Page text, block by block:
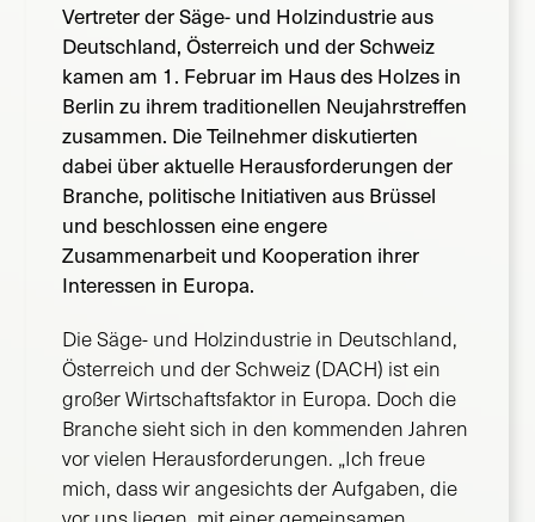
Vertreter der Säge- und Holzindustrie aus
Deutschland, Österreich und der Schweiz
kamen am 1. Februar im Haus des Holzes in
Berlin zu ihrem traditionellen Neujahrstreffen
zusammen. Die Teilnehmer diskutierten
dabei über aktuelle Herausforderungen der
Branche, politische Initiativen aus Brüssel
und beschlossen eine engere
Zusammenarbeit und Kooperation ihrer
Interessen in Europa.
Die Säge- und Holzindustrie in Deutschland,
Österreich und der Schweiz (DACH) ist ein
großer Wirtschaftsfaktor in Europa. Doch die
Branche sieht sich in den kommenden Jahren
vor vielen Herausforderungen. „Ich freue
mich, dass wir angesichts der Aufgaben, die